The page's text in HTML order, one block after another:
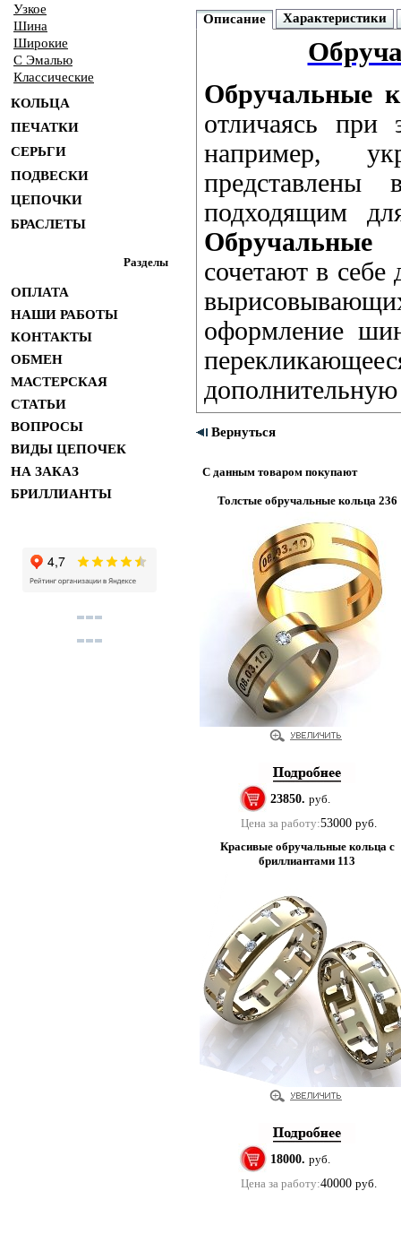
Узкое
Шина
Широкие
С Эмалью
Классические
КОЛЬЦА
ПЕЧАТКИ
СЕРЬГИ
ПОДВЕСКИ
ЦЕПОЧКИ
БРАСЛЕТЫ
Разделы
ОПЛАТА
НАШИ РАБОТЫ
КОНТАКТЫ
ОБМЕН
МАСТЕРСКАЯ
СТАТЬИ
ВОПРОСЫ
ВИДЫ ЦЕПОЧЕК
НА ЗАКАЗ
БРИЛЛИАНТЫ
Описание Характеристики
Обручальные
отличаясь при
например,
подходящим
Обручальные
сочетают в себе
оформление
дополнительную
Вернуться
С данным товаром покупают
Толстые обручальные кольца 236
23850. руб.
Цена за работу:53000 руб.
Красивые обручальные кольца с
бриллиантами 113
18000. руб.
Цена за работу:40000 руб.